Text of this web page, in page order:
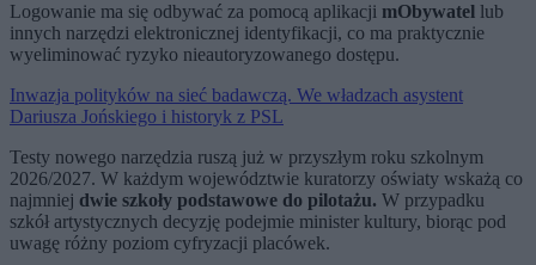
Logowanie ma się odbywać za pomocą aplikacji mObywatel lub
innych narzędzi elektronicznej identyfikacji, co ma praktycznie
wyeliminować ryzyko nieautoryzowanego dostępu.
Inwazja polityków na sieć badawczą. We władzach asystent
Dariusza Jońskiego i historyk z PSL
Testy nowego narzędzia ruszą już w przyszłym roku szkolnym
2026/2027. W każdym województwie kuratorzy oświaty wskażą co
najmniej dwie szkoły podstawowe do pilotażu. W przypadku
szkół artystycznych decyzję podejmie minister kultury, biorąc pod
uwagę różny poziom cyfryzacji placówek.